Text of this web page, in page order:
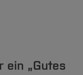
ein „Gutes